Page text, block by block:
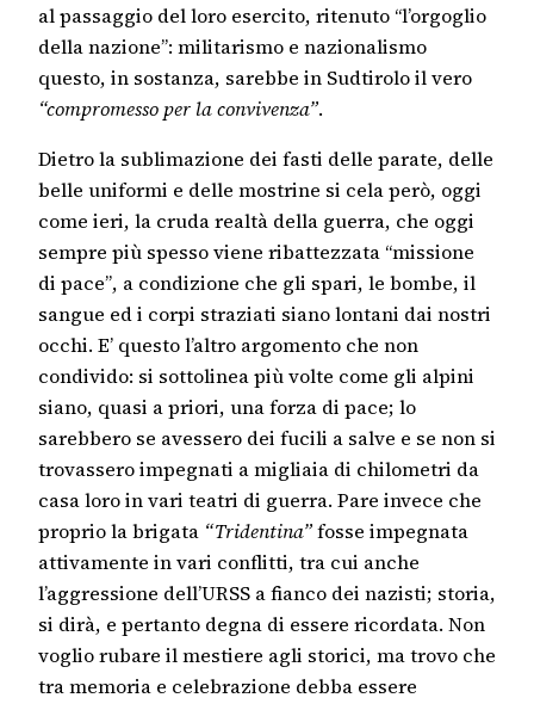
al passaggio del loro esercito, ritenuto “l’orgoglio
della nazione”: militarismo e nazionalismo
questo, in sostanza, sarebbe in Sudtirolo il vero
“compromesso per la convivenza”.
Dietro la sublimazione dei fasti delle parate, delle
belle uniformi e delle mostrine si cela però, oggi
come ieri, la cruda realtà della guerra, che oggi
sempre più spesso viene ribattezzata “missione
di pace”, a condizione che gli spari, le bombe, il
sangue ed i corpi straziati siano lontani dai nostri
occhi. E’ questo l’altro argomento che non
condivido: si sottolinea più volte come gli alpini
siano, quasi a priori, una forza di pace; lo
sarebbero se avessero dei fucili a salve e se non si
trovassero impegnati a migliaia di chilometri da
casa loro in vari teatri di guerra. Pare invece che
proprio la brigata “Tridentina”fosse impegnata
attivamente in vari conflitti, tra cui anche
l’aggressione dell’URSS a fianco dei nazisti; storia,
si dirà, e pertanto degna di essere ricordata. Non
voglio rubare il mestiere agli storici, ma trovo che
tra memoria e celebrazione debba essere